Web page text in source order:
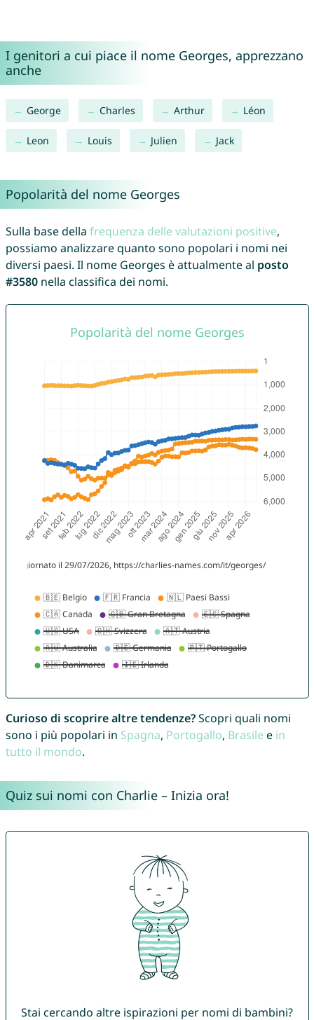
I genitori a cui piace il nome Georges, apprezzano
anche
George Charles Arthur Léon
Leon Louis Julien Jack
Popolarità del nome Georges
Sulla base della frequenza delle valutazioni positive,
possiamo analizzare quanto sono popolari i nomi nei
diversi paesi. Il nome Georges è attualmente al posto
#3580nella classifica dei nomi.
Curioso di scoprire altre tendenze?Scopri quali nomi
sono i più popolari in Spagna, Portogallo, Brasile e in
tutto il mondo.
Quiz sui nomi con Charlie – Inizia ora!
Stai cercando altre ispirazioni per nomi di bambini?